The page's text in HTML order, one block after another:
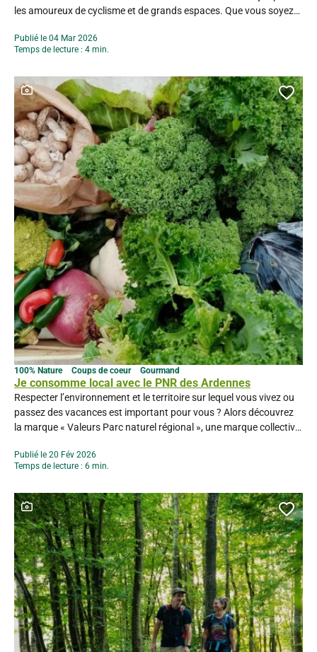
les amoureux de cyclisme et de grands espaces. Que vous soyez
Ardennes Roues Libres vous accompagne pour explorer le
territoire autrement.Le long du Canal des...
Publié le 04 Mar 2026
Temps de lecture : 4 min.
Je consomme local avec le PNR des Ardennes
100% Nature Coups de coeur Gourmand
Respecter l’environnement et le territoire sur lequel vous vivez ou
passez des vacances est important pour vous ? Alors découvrez
la marque « Valeurs Parc naturel régional », une marque collective
Ardennes développe depuis 2019 cette marque sur son territoire
et à ce jour, une bonne vingtaine...
Publié le 20 Fév 2026
Temps de lecture : 6 min.
Ce contenu contient une galerie photo
Ce contenu contient une galerie photo